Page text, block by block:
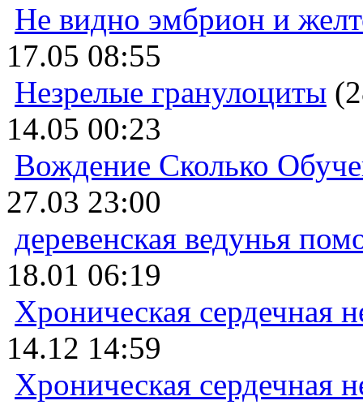
Не видно эмбрион и
17.05 08:55
Незрелые гранулоциты
14.05 00:23
Вождение Сколько
27.03 23:00
деревенская ведунья
18.01 06:19
Хроническая сердечная
14.12 14:59
Хроническая сердечная